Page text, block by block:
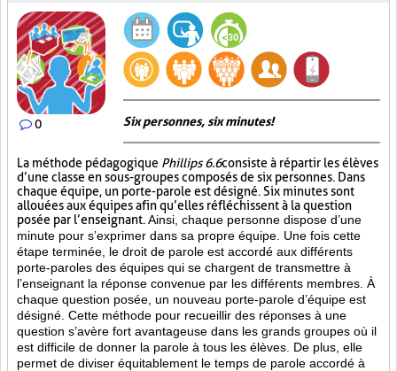
0 Six personnes, six minutes!
La méthode pédagogique Phillips 6.6consiste à répartir les élèves
d’une classe en sous-groupes composés de six personnes. Dans
chaque équipe, un porte-parole est désigné. Six minutes sont
allouées aux équipes afin qu’elles réfléchissent à la question
posée par l’enseignant. Ainsi, chaque personne dispose d’une
minute pour s’exprimer dans sa propre équipe. Une fois cette
étape terminée, le droit de parole est accordé aux différents
porte-paroles des équipes qui se chargent de transmettre à
l’enseignant la réponse convenue par les différents membres. À
chaque question posée, un nouveau porte-parole d’équipe est
désigné. Cette méthode pour recueillir des réponses à une
question s’avère fort avantageuse dans les grands groupes où il
est difficile de donner la parole à tous les élèves. De plus, elle
permet de diviser équitablement le temps de parole accordé à